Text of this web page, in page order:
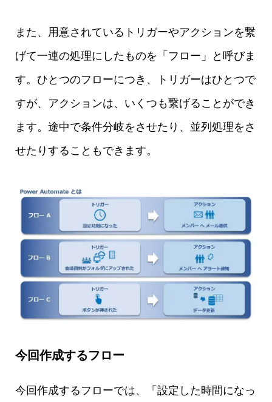
また、用意されているトリガーやアクションを繋
げて一連の処理にしたものを「フロー」と呼びま
す。ひとつのフローにつき、トリガーはひとつで
すが、アクションは、いくつも繋げることができ
ます。途中で条件分岐をさせたり、並列処理をさ
せたりすることもできます。
今回作成するフロー
今回作成するフローでは、「設定した時間になっ